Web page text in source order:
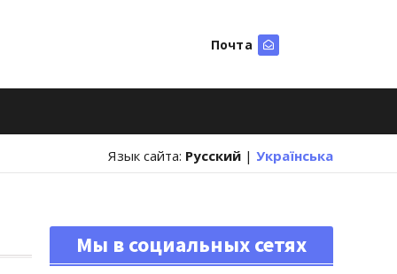
Почта
Язык сайта: Русский | Українська
Мы в социальных сетях